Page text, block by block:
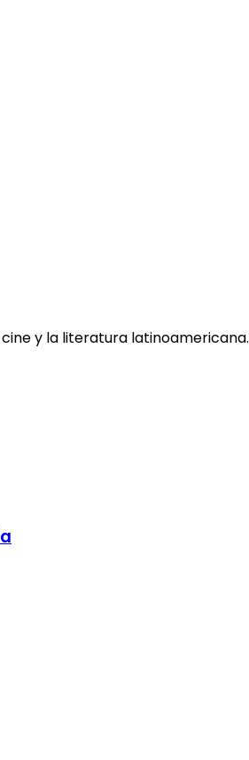
cine y la literatura latinoamericana.